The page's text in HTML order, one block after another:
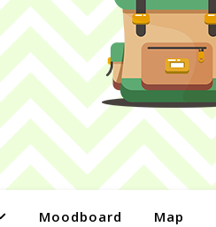
Moodboard Map